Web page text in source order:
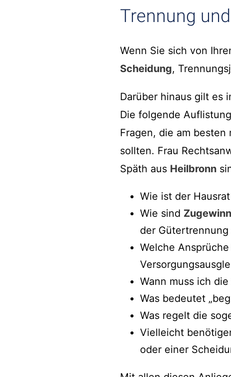
Trennung
Wenn Sie sich von
Scheidung,
Darüber hinaus gilt es
Die folgende
Fragen, die am
sollten. Frau
Späth aus Heilbronn
Wie ist der
Wie sind
der
Welche
Wann muss ich
Was bedeutet
Was regelt die
Vielleicht
oder einer